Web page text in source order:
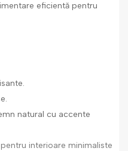
eficientă pentru
natural cu accente
interioare minimaliste